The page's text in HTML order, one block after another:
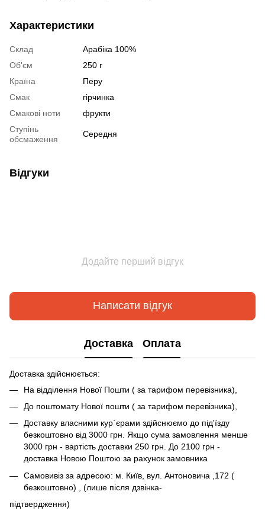
Характеристики
Склад
Арабіка 100%
Об'єм
250 г
Країна
Перу
Смак
гірчинка
Смакові ноти
фрукти
Ступінь
обсмаження
Середня
Відгуки
Додайте перший відгук
Написати відгук
Доставка Оплата
Доставка здійснюється:
На відділення Нової Пошти ( за тарифом перевізника),
До поштомату Нової пошти ( за тарифом перевізника),
Доставку власними кур`єрами здійснюємо до під'їзду
безкоштовно від 3000 грн. Якщо сума замовлення менше
3000 грн - вартість доставки 250 грн. До 2100 грн -
доставка Новою Поштою за рахунок замовника
Самовивіз за адресою: м. Київ, вул. Антоновича ,172 (
безкоштовно) , (лише після дзвінка-
підтвердження)